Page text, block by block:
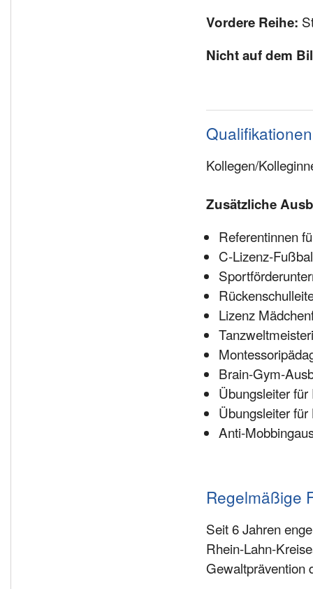
Vordere Reihe:
Nicht auf dem
Kollegen/
Zusätzliche
Referentinnen
C-Lizenz-
Lizenz
Brain-Gym-
Übungsleiter
Übungsleiter
Anti-
Regelmäßige
Seit 6 Jahren
Rhein-Lahn-
Gewaltprävention